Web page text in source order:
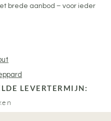
brede aanbod – voor ieder
LEVERTERMIJN: